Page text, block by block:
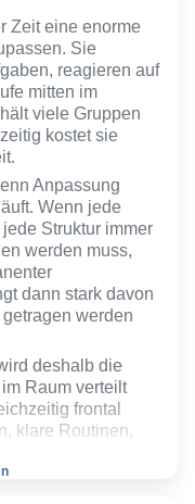
beweglicher
Zeit eine enorme
Sie
reagieren auf
mitten im
viele Gruppen
kostet sie
Anpassung
Wenn jede
Struktur immer
werden muss,
dann stark davon
werden
deshalb die
Raum verteilt
frontal
klare Routinen,
oft auch die